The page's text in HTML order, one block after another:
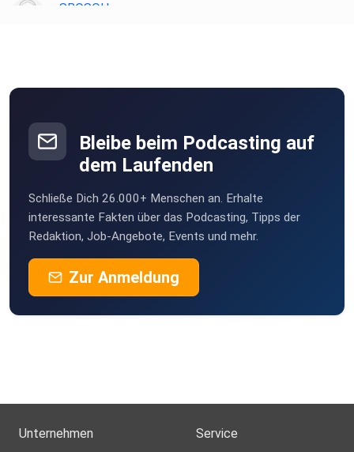
SBOSQH
Cuxhaven
Bleibe beim Podcasting auf
dem Laufenden
Schließe Dich 26.000+ Menschen an. Erhalte
interessante Fakten über das Podcasting, Tipps der
Redaktion, Job-Angebote, Events und mehr.
Zur Anmeldung
Unternehmen Service